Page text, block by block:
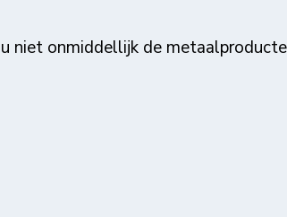
niet onmiddellijk de